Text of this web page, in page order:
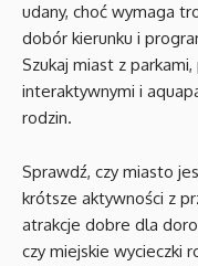
udany, choć wymaga
dobór kierunku i
Szukaj miast z
interaktywnymi i
rodzin.
Sprawdź, czy miasto
krótsze aktywności z
atrakcje dobre dla
czy miejskie wycieczki